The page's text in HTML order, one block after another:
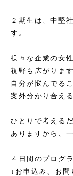
２期生は、中堅
す。
様々な企業の女
視野も広がります
自分が悩んでる
案外分かり合え
ひとりで考える
ありますから、
４日間のプログ
↓お申込み、お